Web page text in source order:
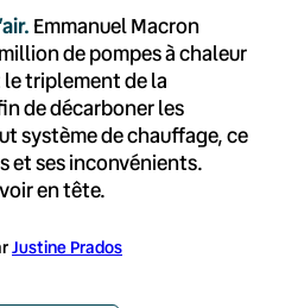
Emmanuel Macron
de pompes à chaleur
le triplement de la
de décarboner les
système de chauffage, ce
et ses inconvénients.
en tête.
Justine Prados